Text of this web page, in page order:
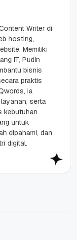
Writer di
hosting,
Memiliki
IT, Pudin
bisnis
praktis
ia
serta
kebutuhan
untuk
dipahami, dan
digital.